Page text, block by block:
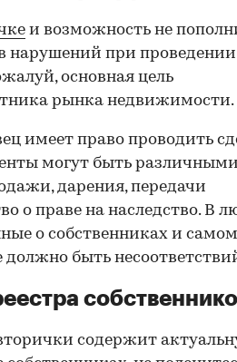
и возможность не
нарушений при проведении
основная цель
рынка недвижимости.
имеет право проводить
могут быть
дарения, передачи
о праве на наследство. В
о собственниках и
быть
содержит